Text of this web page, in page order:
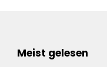
Meist gelesen